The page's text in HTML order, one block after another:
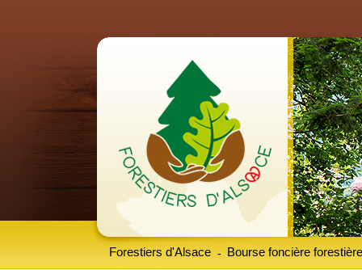
Forestiers d'Alsace Bourse foncière forestière
-